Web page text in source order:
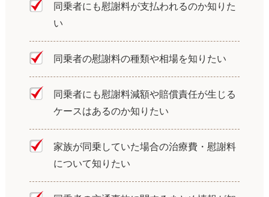
同乗者にも慰謝料が支払われるのか知りた
い
同乗者の慰謝料の種類や相場を知りたい
同乗者にも慰謝料減額や賠償責任が生じる
ケースはあるのか知りたい
家族が同乗していた場合の治療費・慰謝料
について知りたい